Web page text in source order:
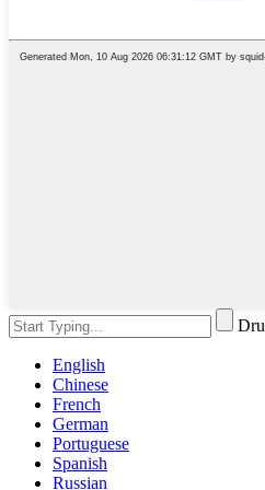
English
Chinese
French
German
Portuguese
Spanish
Russian